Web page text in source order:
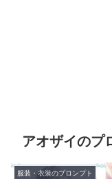
アオザイのプ
服装・衣装のプロンプト